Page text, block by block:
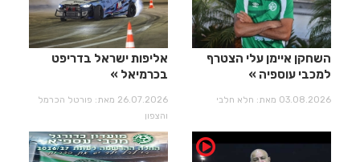
השחקן איימן עלי הצטרף
למכבי עוספיה
03.08.2026 מאת: חלא חלבי
אליפות ישראל בדריפט
בכרמיאל
26.07.2026 מאת: פורטל הכרמל
והצפון